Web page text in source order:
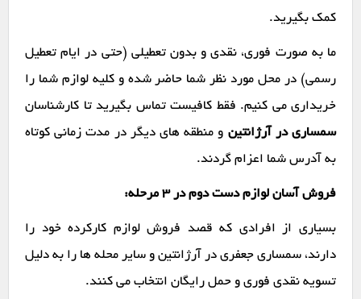
کمک بگیرید.
ما به صورت فوری، نقدی و بدون تعطیلی (حتی در ایام تعطیل
رسمی) در محل مورد نظر شما حاضر شده و کلیه لوازم شما را
خریداری می کنیم. فقط کافیست تماس بگیرید تا کارشناسان
سمساری در آرژانتین و منطقه های دیگر در مدت زمانی کوتاه
به آدرس شما اعزام گردند.
فروش آسان لوازم دست دوم در ۳ مرحله:
بسیاری از افرادی که قصد فروش لوازم کارکرده خود را
دارند، سمساری جعفری در آرژانتین و سایر محله ها را به دلیل
تسویه نقدی فوری و حمل رایگان انتخاب می کنند.